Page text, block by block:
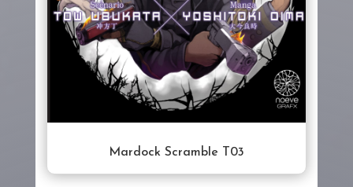
Mardock Scramble T03